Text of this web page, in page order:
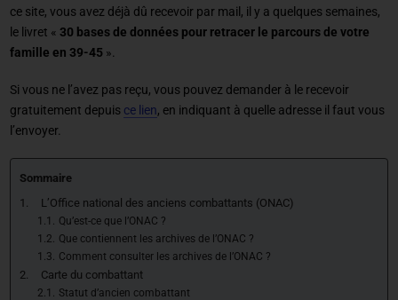
ce site, vous avez déjà dû recevoir par mail, il y a quelques semaines,
le livret « 30 bases de données pour retracer le parcours de votre
famille en 39-45 ».
Si vous ne l’avez pas reçu, vous pouvez demander à le recevoir
gratuitement depuis ce lien, en indiquant à quelle adresse il faut vous
l’envoyer.
Sommaire
L’Office national des anciens combattants (ONAC)
Qu’est-ce que l’ONAC ?
Que contiennent les archives de l’ONAC ?
Comment consulter les archives de l’ONAC ?
Carte du combattant
Statut d’ancien combattant